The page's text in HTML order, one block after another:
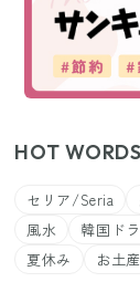
HOT WORDS
セリア/Seria
風水
韓国ド
夏休み
お土産